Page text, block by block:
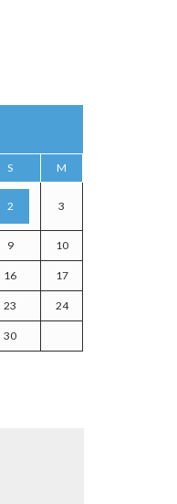
S M
2 3
9 10
16 17
23 24
30